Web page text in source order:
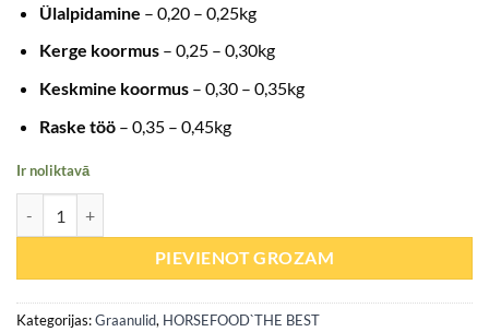
Ülalpidamine – 0,20 – 0,25kg
Kerge koormus– 0,25 – 0,30kg
Keskmine koormus– 0,30 – 0,35kg
Raske töö – 0,35 – 0,45kg
Ir noliktavā
PIEVIENOT GROZAM
Kategorijas:Graanulid, HORSEFOOD`THE BEST